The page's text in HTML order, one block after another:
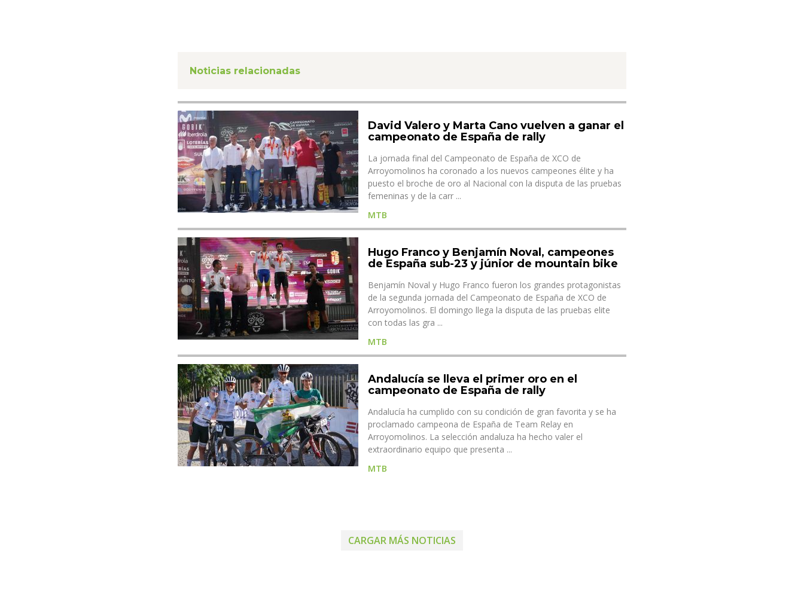
Noticias relacionadas
David Valero y Marta Cano vuelven a ganar el
campeonato de España de rally
La jornada final del Campeonato de España de XCO de
Arroyomolinos ha coronado a los nuevos campeones élite y ha
puesto el broche de oro al Nacional con la disputa de las pruebas
femeninas y de la carr ...
MTB
Hugo Franco y Benjamín Noval, campeones
de España sub-23 y júnior de mountain bike
Benjamín Noval y Hugo Franco fueron los grandes protagonistas
de la segunda jornada del Campeonato de España de XCO de
Arroyomolinos. El domingo llega la disputa de las pruebas elite
con todas las gra ...
MTB
Andalucía se lleva el primer oro en el
campeonato de España de rally
Andalucía ha cumplido con su condición de gran favorita y se ha
proclamado campeona de España de Team Relay en
Arroyomolinos. La selección andaluza ha hecho valer el
extraordinario equipo que presenta ...
MTB
CARGAR MÁS NOTICIAS